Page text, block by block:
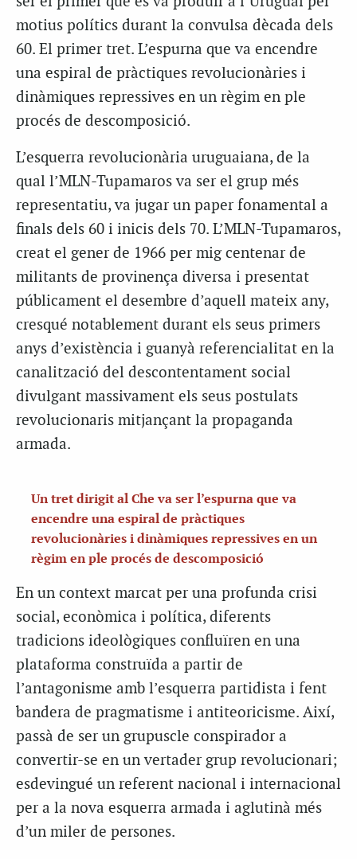
motius polítics durant la convulsa dècada dels
60. El primer tret. L’espurna que va encendre
una espiral de pràctiques revolucionàries i
dinàmiques repressives en un règim en ple
procés de descomposició.
L’esquerra revolucionària uruguaiana, de la
qual l’MLN-Tupamaros va ser el grup més
representatiu, va jugar un paper fonamental a
finals dels 60 i inicis dels 70. L’MLN-Tupamaros,
creat el gener de 1966 per mig centenar de
militants de provinença diversa i presentat
públicament el desembre d’aquell mateix any,
cresqué notablement durant els seus primers
anys d’existència i guanyà referencialitat en la
canalització del descontentament social
divulgant massivament els seus postulats
revolucionaris mitjançant la propaganda
armada.
Un tret dirigit al Che va ser l’espurna que va
encendre una espiral de pràctiques
revolucionàries i dinàmiques repressives en un
règim en ple procés de descomposició
En un context marcat per una profunda crisi
social, econòmica i política, diferents
tradicions ideològiques confluïren en una
plataforma construïda a partir de
l’antagonisme amb l’esquerra partidista i fent
bandera de pragmatisme i antiteoricisme. Així,
passà de ser un grupuscle conspirador a
convertir-se en un vertader grup revolucionari;
esdevingué un referent nacional i internacional
per a la nova esquerra armada i aglutinà més
d’un miler de persones.